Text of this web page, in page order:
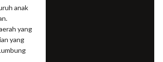
anak
yang
yang